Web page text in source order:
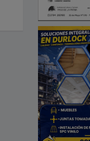
Septiembre 24, 2025